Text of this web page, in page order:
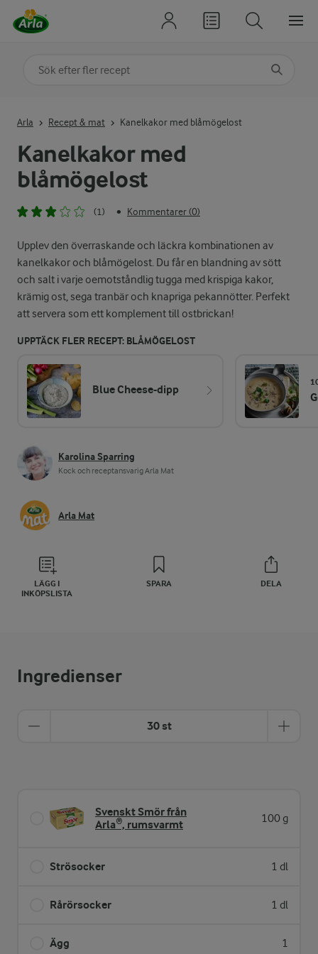
Kanelkakor med
blåmögelost
(1) • Kommentarer (0)
Upplev den överraskande och läckra kombinationen av
kanelkakor och blåmögelost. Du får en blandning av sött
och salt i varje oemotståndlig tugga med krispiga kakor,
krämig ost, sega tranbär och knapriga pekannötter. Perfekt
att servera som ett komplement till ostbrickan!
UPPTÄCK FLER RECEPT: BLÅMÖGELOST
Blue Cheese-dipp
Karolina Sparring
Kock och receptansvarig Arla Mat
Arla Mat
LÄGG I
INKÖPSLISTA
SPARA DELA
Arla Recept & mat Kanelkakor med blåmögelost
Ingredienser
30 st
Svenskt Smör från
Arla®, rumsvarmt
100 g
Strösocker 1 dl
Rårörsocker 1 dl
Ägg 1
Sök på kategori eller ingrediens